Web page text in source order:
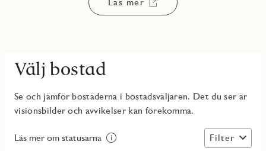
Välj bostad
Se och jämför bostäderna i bostadsväljaren. Det du ser är
visionsbilder och avvikelser kan förekomma.
Läs mer om statusarna Filter